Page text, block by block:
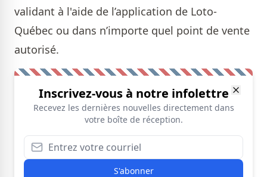
validant à l'aide de l’application de Loto-
Québec ou dans n’importe quel point de vente
autorisé.
Inscrivez-vous à notre infolettre
Recevez les dernières nouvelles directement dans
votre boîte de réception.
S'abonner